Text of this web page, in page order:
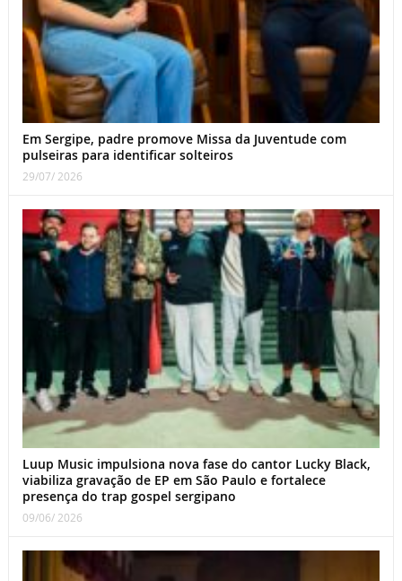
Em Sergipe, padre promove Missa da Juventude com
pulseiras para identificar solteiros
29/07/ 2026
Luup Music impulsiona nova fase do cantor Lucky Black,
viabiliza gravação de EP em São Paulo e fortalece
presença do trap gospel sergipano
09/06/ 2026